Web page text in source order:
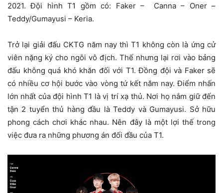
2021. Đội hình T1 gồm có: Faker – Canna – Oner –
Teddy/Gumayusi – Keria.
Trở lại giải đấu CKTG năm nay thì T1 không còn là ứng cử
viên nặng ký cho ngôi vô địch. Thế nhưng lại rơi vào bảng
đấu không quá khó khăn đối với T1. Đồng đội và Faker sẽ
có nhiều cơ hội bước vào vòng tứ kết năm nay. Điểm nhấn
lớn nhất của đội hình T1 là vị trí xạ thủ. Nơi họ nắm giữ đến
tận 2 tuyển thủ hàng đầu là Teddy và Gumayusi. Sở hữu
phong cách chơi khác nhau. Nên đây là một lợi thế trong
việc đưa ra những phương án đối đầu của T1.